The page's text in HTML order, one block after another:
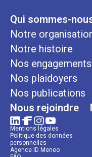
Qui sommes-
Notre
Notre histoire
Nos engagements
Nos plaidoyers
Nos publications
Nous rejoindre
Mentions légales
Politique des données
personnelles
Agence ID Meneo